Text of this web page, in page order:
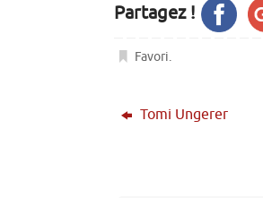
Partagez !
Favori.
Tomi Ungerer